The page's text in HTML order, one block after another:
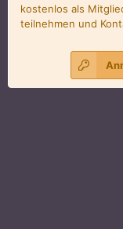
kostenlos als
teilnehmen und